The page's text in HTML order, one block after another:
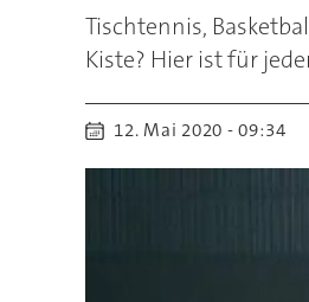
Tischtennis,
Kiste? Hier ist für
12. Mai 2020 - 09:34